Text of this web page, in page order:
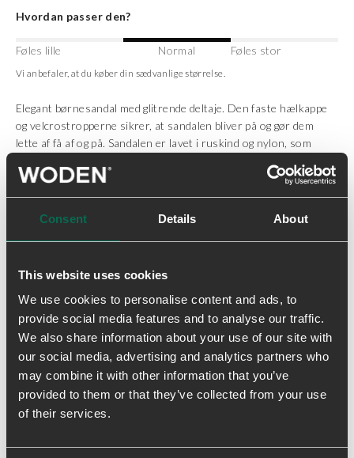
Consent Details About
This website uses cookies
We use cookies to personalise content and ads, to
provide social media features and to analyse our traffic.
We also share information about your use of our site with
our social media, advertising and analytics partners who
may combine it with other information that you’ve
provided to them or that they’ve collected from your use
of their services.
Hvordan passer den?
Føles lille Normal Føles stor
Vi anbefaler, at du køber din sædvanlige størrelse.
Elegant børnesandal med glitrende deltaje. Den faste hælkappe
og velcrostropperne sikrer, at sandalen bliver på og gør dem
lette af få af og på. Sandalen er lavet i ruskind og nylon, som
Levering & returnering
Skriv en anmeldelse